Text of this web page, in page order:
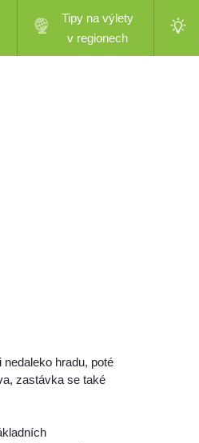
Tipy na výlety
v regionech
hradu, poté
zastávka se také